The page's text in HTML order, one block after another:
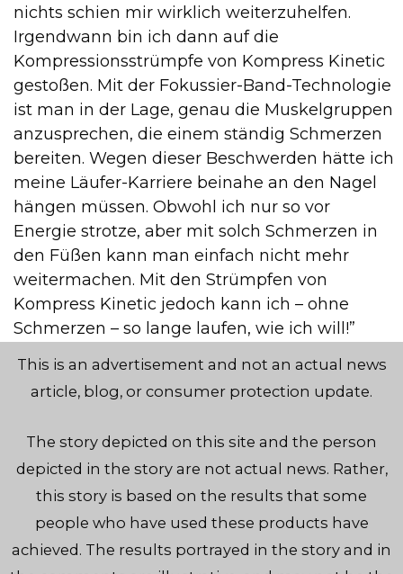
nichts schien mir wirklich weiterzuhelfen.
Irgendwann bin ich dann auf die
Kompressionsstrümpfe von Kompress Kinetic
gestoßen. Mit der Fokussier-Band-Technologie
ist man in der Lage, genau die Muskelgruppen
anzusprechen, die einem ständig Schmerzen
bereiten. Wegen dieser Beschwerden hätte ich
meine Läufer-Karriere beinahe an den Nagel
hängen müssen. Obwohl ich nur so vor
Energie strotze, aber mit solch Schmerzen in
den Füßen kann man einfach nicht mehr
weitermachen. Mit den Strümpfen von
Kompress Kinetic jedoch kann ich – ohne
Schmerzen – so lange laufen, wie ich will!”
This is an advertisement and not an actual news
article, blog, or consumer protection update.
The story depicted on this site and the person
depicted in the story are not actual news. Rather,
this story is based on the results that some
people who have used these products have
achieved. The results portrayed in the story and in